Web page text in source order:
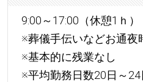
9:00～17:00（休憩1ｈ）
※葬儀手伝いなどお通夜
※基本的に残業なし
※平均勤務日数20日～24